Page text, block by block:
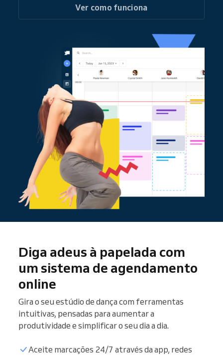
Ver como funciona
Diga adeus à papelada com
um sistema de agendamento
online
Gira o seu estúdio de dança com ferramentas
intuitivas, pensadas para aumentar a
produtividade e simplificar o seu dia a dia.
Aceite marcações 24/7 através da app, redes